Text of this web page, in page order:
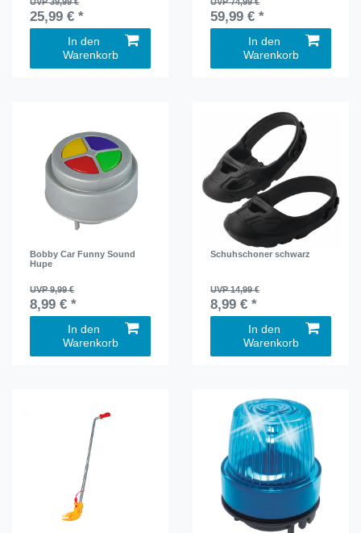
25,99 € *
In den
Warenkorb
59,99 € *
In den
Warenkorb
Bobby Car Funny Sound
Hupe
UVP 9,99 €
8,99 € *
In den
Warenkorb
Schuhschoner schwarz
UVP 14,99 €
8,99 € *
In den
Warenkorb